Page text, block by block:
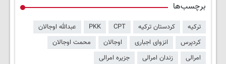
برچسب‌ها
ترکیه کردستان ترکیه CPT
PKK
عبدالله اوجالان
کردپرس
انزوای اجباری اوجالان
محمت اوجالان
امرالی
زندان امرالی جزیره امرالی